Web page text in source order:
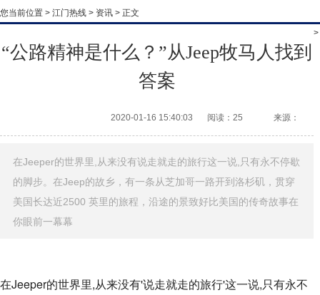
您当前位置 > 江门热线 > 资讯 > 正文
>
“公路精神是什么？”从Jeep牧马人找到
答案
2020-01-16 15:40:03 阅读：25 来源：
在Jeeper的世界里,从来没有说走就走的旅行这一说,只有永不停歇
的脚步。在Jeep的故乡，有一条从芝加哥一路开到洛杉矶，贯穿
美国长达近2500 英里的旅程，沿途的景致好比美国的传奇故事在
你眼前一幕幕
在Jeeper的世界里,从来没有'说走就走的旅行'这一说,只有永不